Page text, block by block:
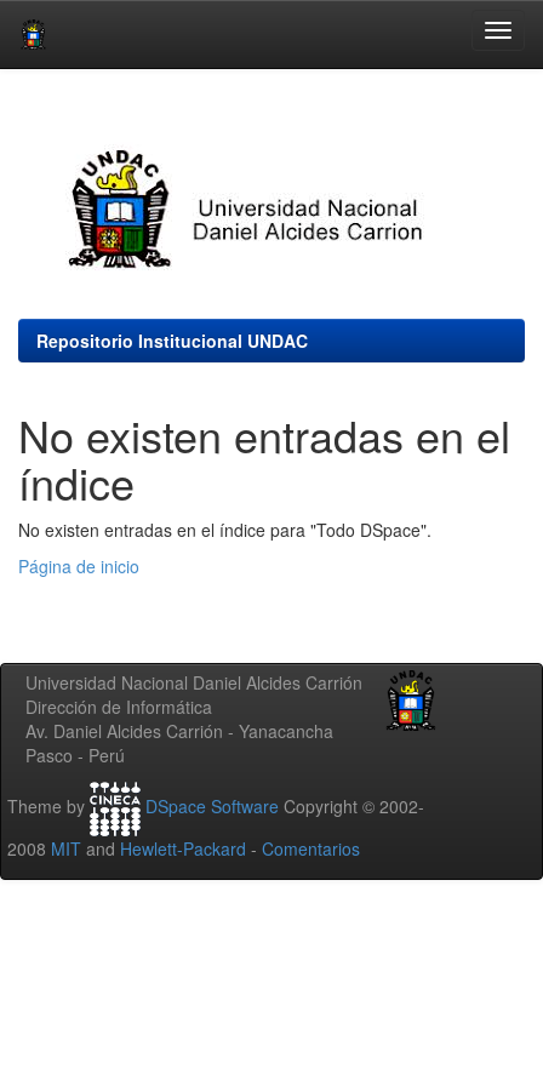
Repositorio Institucional UNDAC
No existen entradas en el
índice
No existen entradas en el índice para "Todo DSpace".
Página de inicio
Universidad Nacional Daniel Alcides Carrión
Dirección de Informática
Av. Daniel Alcides Carrión - Yanacancha
Pasco - Perú
Theme by DSpace Software Copyright © 2002-
2008 MIT and Hewlett-Packard - Comentarios